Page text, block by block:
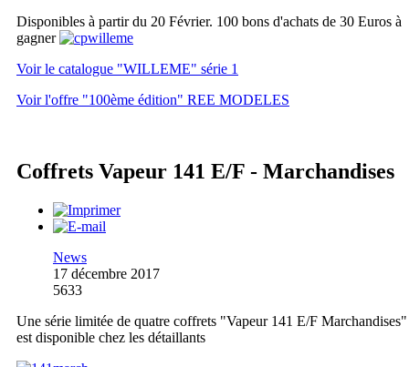
Disponibles à partir du 20 Février. 100 bons d'achats de 30 Euros à
gagner
Voir le catalogue "WILLEME" série 1
Voir l'offre "100ème édition" REE MODELES
Coffrets Vapeur 141 E/F - Marchandises
News
17 décembre 2017
5633
Une série limitée de quatre coffrets "Vapeur 141 E/F Marchandises"
est disponible chez les détaillants